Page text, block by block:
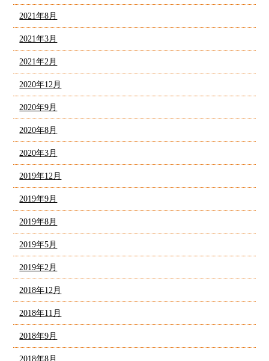
2021年8月
2021年3月
2021年2月
2020年12月
2020年9月
2020年8月
2020年3月
2019年12月
2019年9月
2019年8月
2019年5月
2019年2月
2018年12月
2018年11月
2018年9月
2018年8月